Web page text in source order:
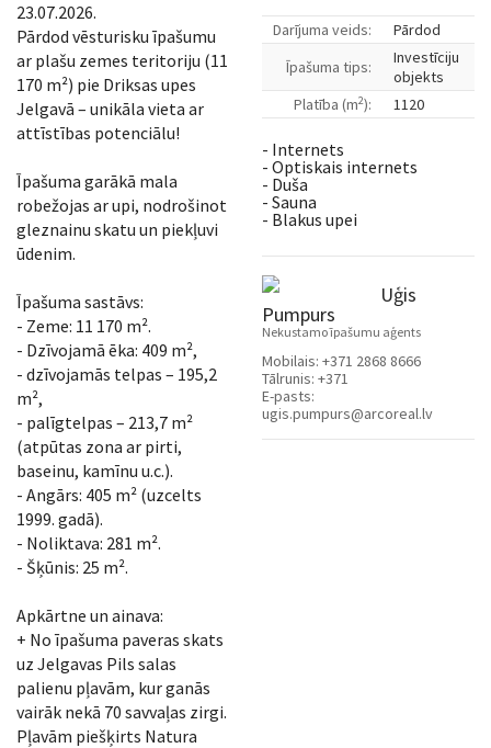
23.07.2026.
Pārdod vēsturisku īpašumu
ar plašu zemes teritoriju (11
170 m²) pie Driksas upes
Jelgavā – unikāla vieta ar
attīstības potenciālu!
Īpašuma garākā mala
robežojas ar upi, nodrošinot
gleznainu skatu un piekļuvi
ūdenim.
Īpašuma sastāvs:
- Zeme: 11 170 m².
- Dzīvojamā ēka: 409 m²,
- dzīvojamās telpas – 195,2
m²,
- palīgtelpas – 213,7 m²
(atpūtas zona ar pirti,
baseinu, kamīnu u.c.).
- Angārs: 405 m² (uzcelts
1999. gadā).
- Noliktava: 281 m².
- Šķūnis: 25 m².
Apkārtne un ainava:
+ No īpašuma paveras skats
uz Jelgavas Pils salas
palienu pļavām, kur ganās
vairāk nekā 70 savvaļas zirgi.
Pļavām piešķirts Natura
Darījuma veids:
Pārdod
Īpašuma tips:
Investīciju
objekts
Platība (m2): 1120
- Internets
- Optiskais internets
- Duša
- Sauna
- Blakus upei
Uģis
Pumpurs
Nekustamo īpašumu aģents
Mobilais: +371 2868 8666
Tālrunis: +371
E-pasts:
ugis.pumpurs@arcoreal.lv